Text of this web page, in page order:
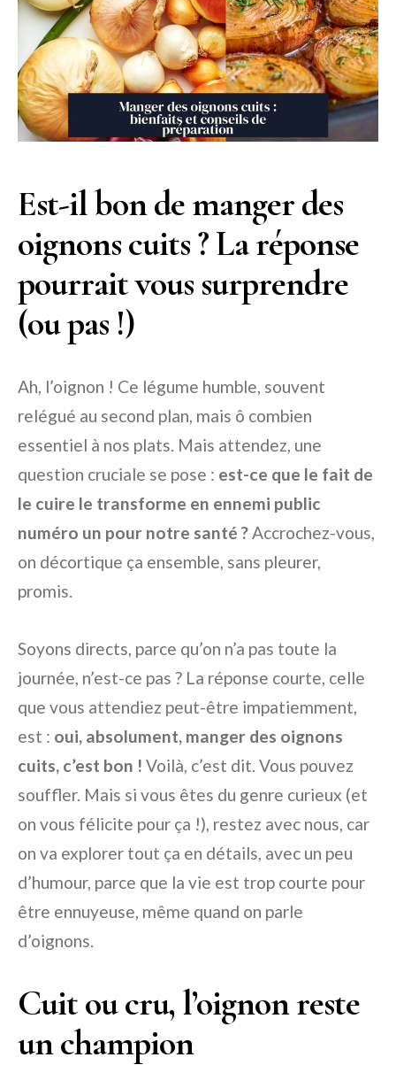
Est-il bon de manger des
oignons cuits ? La réponse
pourrait vous surprendre
(ou pas !)
Ah, l’oignon ! Ce légume humble, souvent
relégué au second plan, mais ô combien
essentiel à nos plats. Mais attendez, une
question cruciale se pose : est-ce que le fait de
le cuire le transforme en ennemi public
numéro un pour notre santé ?Accrochez-vous,
on décortique ça ensemble, sans pleurer,
promis.
Soyons directs, parce qu’on n’a pas toute la
journée, n’est-ce pas ? La réponse courte, celle
que vous attendiez peut-être impatiemment,
est : oui, absolument, manger des oignons
cuits, c’est bon ! Voilà, c’est dit. Vous pouvez
souffler. Mais si vous êtes du genre curieux (et
on vous félicite pour ça !), restez avec nous, car
on va explorer tout ça en détails, avec un peu
d’humour, parce que la vie est trop courte pour
être ennuyeuse, même quand on parle
d’oignons.
Cuit ou cru, l’oignon reste
un champion